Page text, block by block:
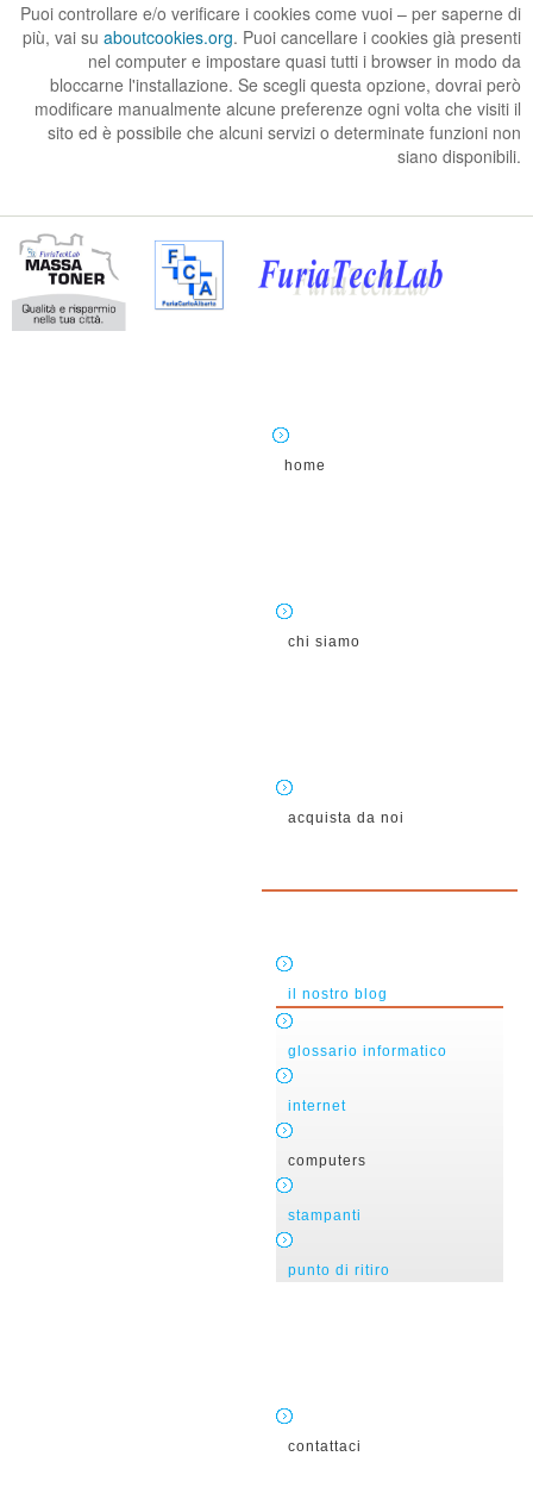
Puoi controllare e/o verificare i cookies come vuoi – per saperne di
più, vai su aboutcookies.org. Puoi cancellare i cookies già presenti
nel computer e impostare quasi tutti i browser in modo da
bloccarne l'installazione. Se scegli questa opzione, dovrai però
modificare manualmente alcune preferenze ogni volta che visiti il
sito ed è possibile che alcuni servizi o determinate funzioni non
siano disponibili.
home
chi siamo
acquista da noi
il nostro blog
glossario informatico
internet
computers
stampanti
punto di ritiro
contattaci